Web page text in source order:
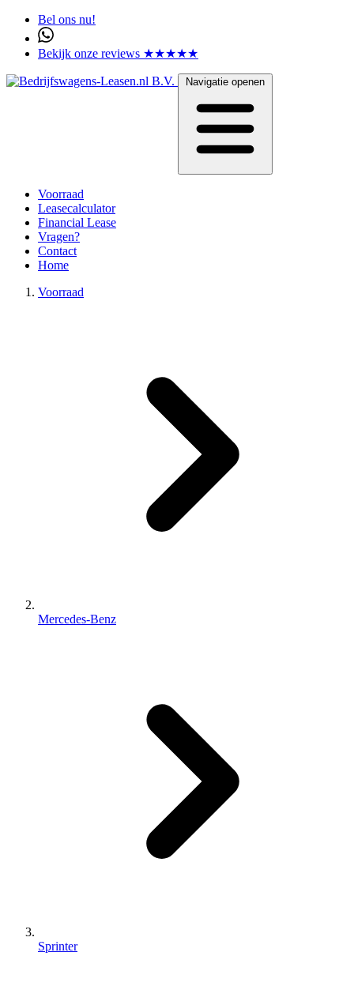
Bel ons nu!
Bekijk onze reviews ★★★★★
Navigatie openen
Voorraad
Leasecalculator
Financial Lease
Vragen?
Contact
Home
Voorraad
Mercedes-Benz
Sprinter